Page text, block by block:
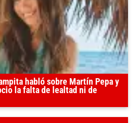
habló sobre Martín Pepa y
la falta de lealtad ni de